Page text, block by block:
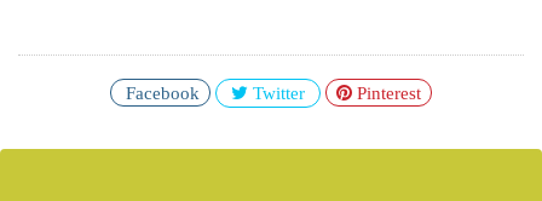
Facebook Twitter Pinterest